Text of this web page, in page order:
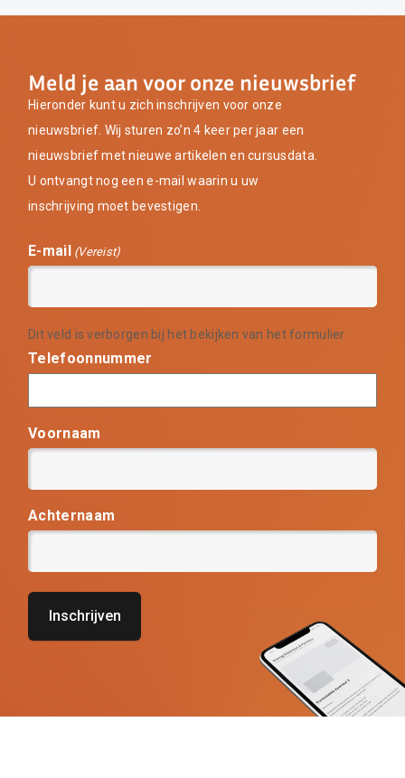
Meld je aan voor onze nieuwsbrief
Hieronder kunt u zich inschrijven voor onze
nieuwsbrief. Wij sturen zo’n 4 keer per jaar een
nieuwsbrief met nieuwe artikelen en cursusdata.
U ontvangt nog een e-mail waarin u uw
inschrijving moet bevestigen.
E-mail (Vereist)
Dit veld is verborgen bij het bekijken van het formulier
Telefoonnummer
Voornaam
Achternaam